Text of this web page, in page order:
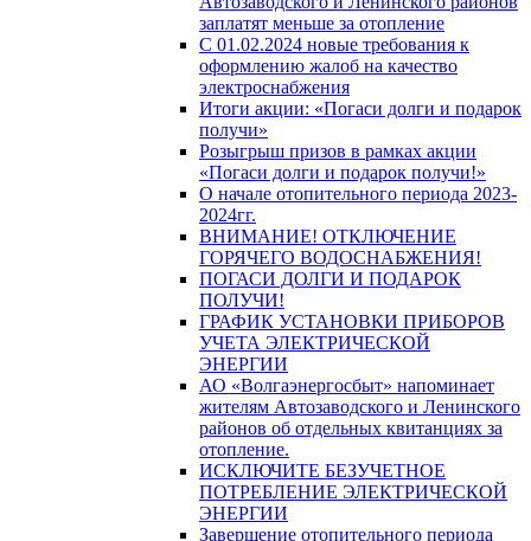
заплатят меньше за отопление
С 01.02.2024 новые требования к
оформлению жалоб на качество
электроснабжения
Итоги акции: «Погаси долги и подарок
получи»
Розыгрыш призов в рамках акции
«Погаси долги и подарок получи!»
О начале отопительного периода 2023-
2024гг.
ВНИМАНИЕ! ОТКЛЮЧЕНИЕ
ГОРЯЧЕГО ВОДОСНАБЖЕНИЯ!
ПОГАСИ ДОЛГИ И ПОДАРОК
ПОЛУЧИ!
ГРАФИК УСТАНОВКИ ПРИБОРОВ
УЧЕТА ЭЛЕКТРИЧЕСКОЙ
ЭНЕРГИИ
АО «Волгаэнергосбыт» напоминает
жителям Автозаводского и Ленинского
районов об отдельных квитанциях за
отопление.
ИСКЛЮЧИТЕ БЕЗУЧЕТНОЕ
ПОТРЕБЛЕНИЕ ЭЛЕКТРИЧЕСКОЙ
ЭНЕРГИИ
Завершение отопительного периода